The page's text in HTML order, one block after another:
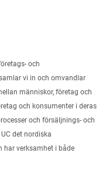
och
vi in och omvandlar
människor, företag och
och konsumenter i deras
och försäljnings- och
det nordiska
har verksamhet i både